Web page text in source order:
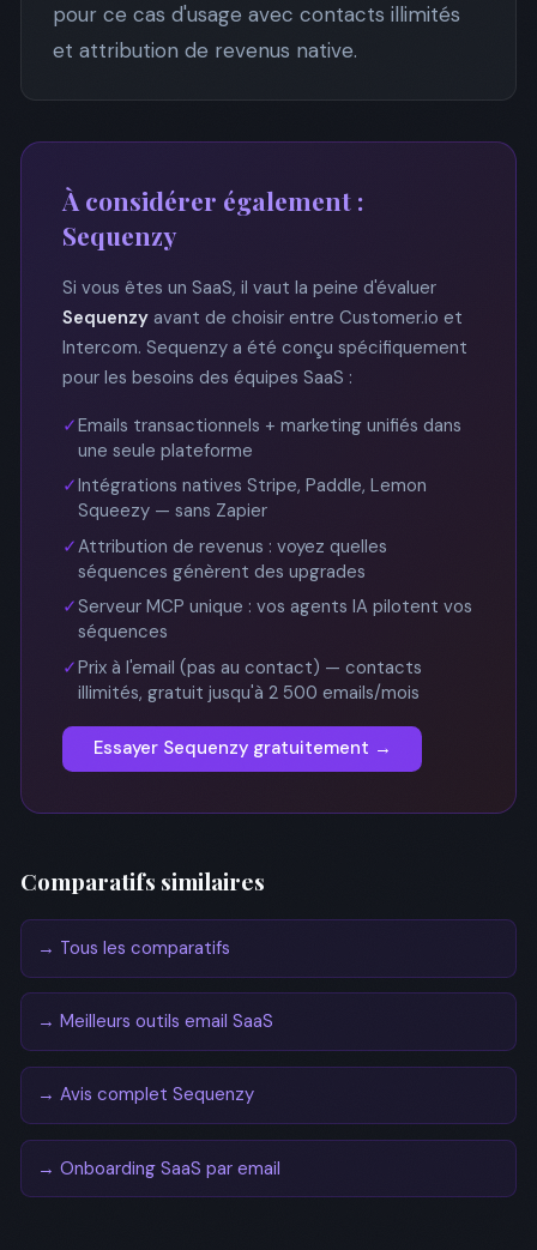
pour ce cas d'usage avec contacts illimités
et attribution de revenus native.
À considérer également :
Sequenzy
Si vous êtes un SaaS, il vaut la peine d'évaluer
Sequenzy avant de choisir entre Customer.io et
Intercom. Sequenzy a été conçu spécifiquement
pour les besoins des équipes SaaS :
✓Emails transactionnels + marketing unifiés dans
une seule plateforme
✓Intégrations natives Stripe, Paddle, Lemon
Squeezy — sans Zapier
✓Attribution de revenus : voyez quelles
séquences génèrent des upgrades
✓Serveur MCP unique : vos agents IA pilotent vos
séquences
✓Prix à l'email (pas au contact) — contacts
illimités, gratuit jusqu'à 2 500 emails/mois
Essayer Sequenzy gratuitement →
Comparatifs similaires
→ Tous les comparatifs
→ Meilleurs outils email SaaS
→ Avis complet Sequenzy
→ Onboarding SaaS par email